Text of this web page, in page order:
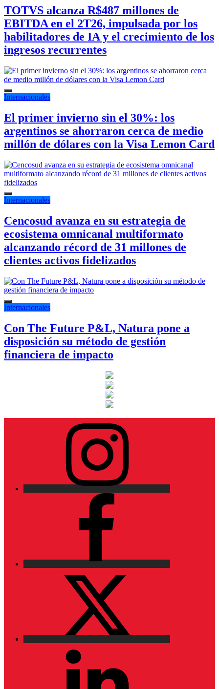
TOTVS alcanza R$487 millones de
EBITDA en el 2T26, impulsada por los
habilitadores de IA y el crecimiento de los
ingresos recurrentes
Internacionales
El primer invierno sin el 30%: los
argentinos se ahorraron cerca de medio
millón de dólares con la Visa Lemon Card
Internacionales
Cencosud avanza en su estrategia de
ecosistema omnicanal multiformato
alcanzando récord de 31 millones de
clientes activos fidelizados
Internacionales
Con The Future P&L, Natura pone a
disposición su método de gestión
financiera de impacto